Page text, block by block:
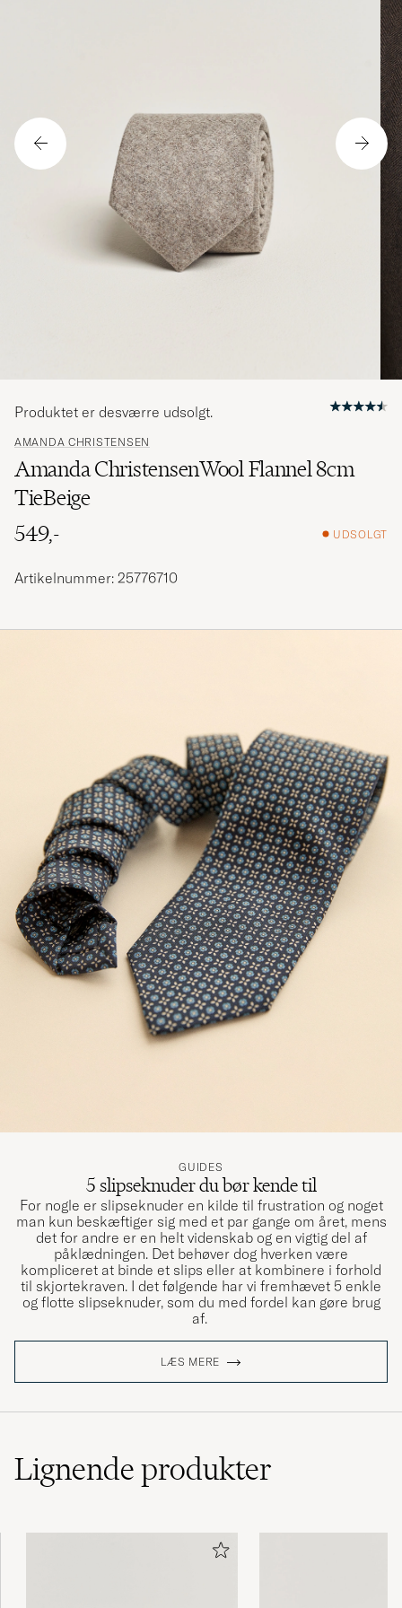
AMANDA CHRISTENSEN
Amanda ChristensenWool Flannel 8cm
TieBeige
549,-
UDSOLGT
Produktet er desværre udsolgt.
Artikelnummer: 25776710
GUIDES
5 slipseknuder du bør kende til
For nogle er slipseknuder en kilde til frustration og noget
man kun beskæftiger sig med et par gange om året, mens
det for andre er en helt videnskab og en vigtig del af
påklædningen. Det behøver dog hverken være
kompliceret at binde et slips eller at kombinere i forhold
til skjortekraven. I det følgende har vi fremhævet 5 enkle
og flotte slipseknuder, som du med fordel kan gøre brug
af.
LÆS MERE
Lignendeprodukter